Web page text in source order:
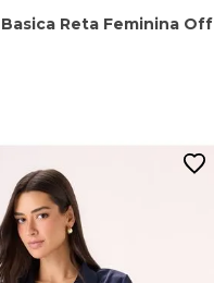
Reta Feminina Off